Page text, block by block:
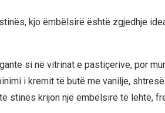
kjo ëmbëlsirë është zgjedhje
si në vitrinat e pastiçerive, por
i kremit të butë me vanilje,
stinës krijon një ëmbëlsirë të lehtë,